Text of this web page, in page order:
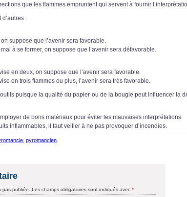
que les flammes empruntent qui servent à fournir
:
suppose que l’avenir sera favorable.
à se former, on suppose que l’avenir sera défavorable.
en deux, on suppose que l’avenir sera favorable.
en trois flammes ou plus, l’avenir sera très favorable.
puisque la qualité du papier ou de la bougie peut influencer la
de bons matériaux pour éviter les mauvaises interprétations.
inflammables, il faut veiller à ne pas provoquer d’incendies.
pyromancien
pas publiée. Les champs obligatoires sont indiqués avec *